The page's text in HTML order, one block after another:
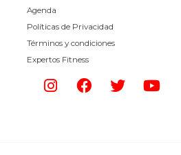
Agenda
Políticas de Privacidad
Términos y condiciones
Expertos Fitness